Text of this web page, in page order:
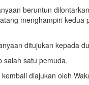
beruntun
menghampiri kedua
ditujukan kepada
salah satu pemuda.
diajukan oleh